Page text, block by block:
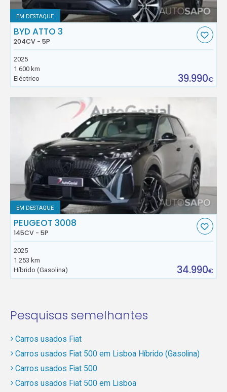
EM DESTAQUE
BYD ATTO 3
204CV - 5P
2025
1.600 km
Eléctrico
39.990€
EM DESTAQUE
PEUGEOT 3008
145CV - 5P
2025
1.253 km
Híbrido (Gasolina)
34.990€
Pesquisas semelhantes
Carros usados Fiat
Carros usados Fiat 500 em Lisboa Híbrido (Gasolina)
Carros usados Fiat 500
Carros usados Fiat 500 em Lisboa